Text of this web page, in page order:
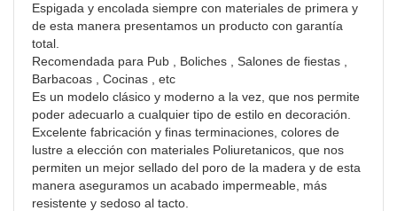
Espigada y encolada siempre con materiales de primera y
de esta manera presentamos un producto con garantía
total.
Recomendada para Pub , Boliches , Salones de fiestas ,
Barbacoas , Cocinas , etc
Es un modelo clásico y moderno a la vez, que nos permite
poder adecuarlo a cualquier tipo de estilo en decoración.
Excelente fabricación y finas terminaciones, colores de
lustre a elección con materiales Poliuretanicos, que nos
permiten un mejor sellado del poro de la madera y de esta
manera aseguramos un acabado impermeable, más
resistente y sedoso al tacto.